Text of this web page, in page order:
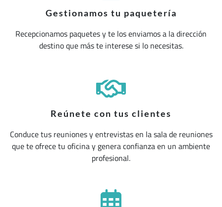
Gestionamos tu paquetería
Recepcionamos paquetes y te los enviamos a la dirección
destino que más te interese si lo necesitas.
Reúnete con tus clientes
Conduce tus reuniones y entrevistas en la sala de reuniones
que te ofrece tu oficina y genera confianza en un ambiente
profesional.